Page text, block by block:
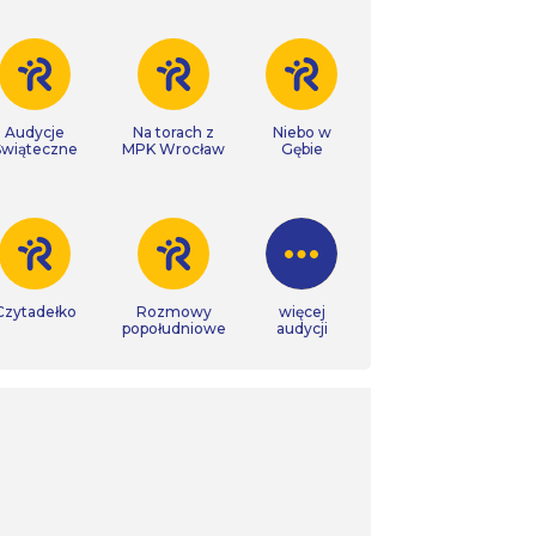
Audycje
Na torach z
MPK Wrocław
Niebo w
Gębie
Rozmowy
popołudniowe
więcej
audycji